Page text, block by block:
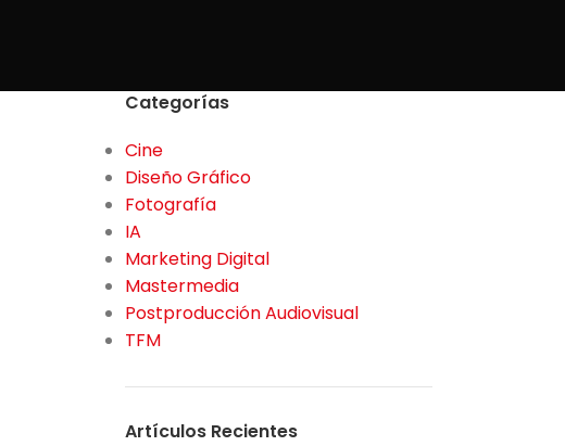
Categorías
Cine
Diseño Gráfico
Fotografía
IA
Marketing Digital
Mastermedia
Postproducción Audiovisual
TFM
Artículos Recientes